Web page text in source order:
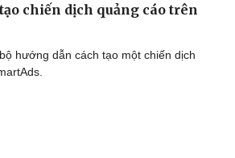
chiến dịch quảng cáo trên
hướng dẫn cách tạo một chiến dịch